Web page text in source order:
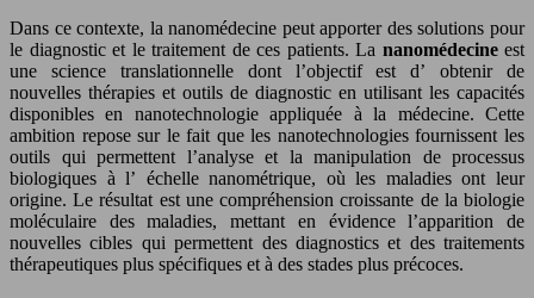
Dans ce contexte, la nanomédecine peut apporter dessolutions pour
le diagnostic et le traitement de ces patients. La nanomédecineest
une science translationnelle dont l’objectif est d’obtenir de
nouvelles thérapies et outils de diagnostic en utilisant les capacités
disponibles en nanotechnologie appliquée à la médecine. Cette
ambition repose sur le fait que les nanotechnologies fournissent les
outils qui permettent l’analyse et la manipulation de processus
biologiques à l’ échelle nanométrique, où les maladies ont leur
origine. Le résultat est une compréhension croissante de la biologie
moléculaire des maladies, mettant en évidence l’apparition de
nouvelles cibles qui permettent des diagnostics et des traitements
thérapeutiques plus spécifiques et à des stades plus précoces.